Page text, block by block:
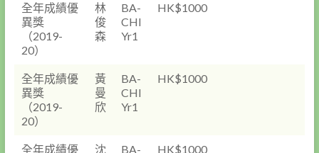
全年成績優
異獎
（2019-
20）
林
俊
森
BA-
CHI
Yr1
HK$1000
全年成績優
異獎
（2019-
20）
黃
曼
欣
BA-
CHI
Yr1
HK$1000
全年成績優
沈
BA-
HK$1000